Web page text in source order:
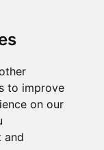
to improve
on our
and